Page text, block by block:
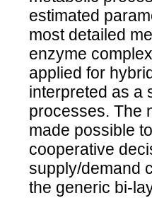
estimated
most detailed
enzyme
applied for
interpreted as a
processes. The
made possible
cooperative
supply/demand
the generic bi-